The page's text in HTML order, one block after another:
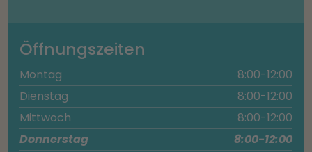
Öffnungszeiten
Montag
8:00-12:00
Dienstag
8:00-12:00
Mittwoch
8:00-12:00
Donnerstag
8:00-12:00